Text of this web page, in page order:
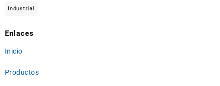
Industrial
Enlaces
Inicio
Productos